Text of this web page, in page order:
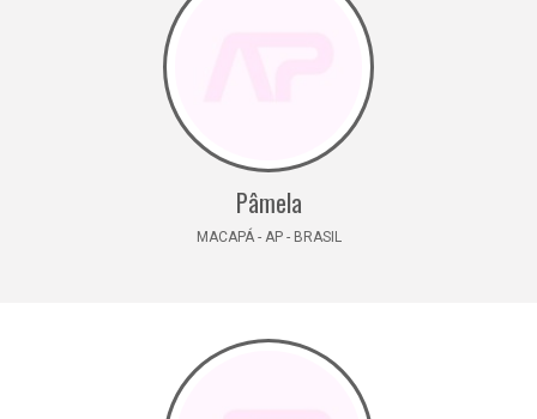
Pâmela
MACAPÁ - AP - BRASIL